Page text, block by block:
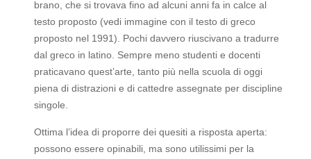
brano, che si trovava fino ad alcuni anni fa in calce al
testo proposto (vedi immagine con il testo di greco
proposto nel 1991). Pochi davvero riuscivano a tradurre
dal greco in latino. Sempre meno studenti e docenti
praticavano quest’arte, tanto più nella scuola di oggi
piena di distrazioni e di cattedre assegnate per discipline
singole.
Ottima l’idea di proporre dei quesiti a risposta aperta:
possono essere opinabili, ma sono utilissimi per la